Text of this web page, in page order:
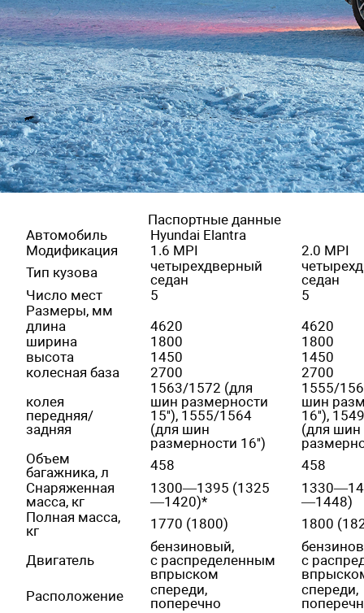
Паспортные данные
Автомобиль
Hyundai Elantra
Модификация
1.6 MPI
2.0 MPI
Тип кузова
четырехдверный
седан
седан
Число мест
5
5
Размеры, мм
длина
4620
4620
ширина
1800
1800
высота
1450
1450
колесная база
2700
2700
колея
передняя/
задняя
1563/1572 (для
шин размерности
15''), 1555/1564
(для шин
размерности 16'')
1555/
шин
16''),
(для шин
Объем
багажника, л
458
458
Снаряженная
масса, кг
1300—1395 (1325
—1420)*
—1448)
Полная масса,
кг
1770 (1800) 1800
Двигатель
бензиновый,
с распределенным
впрыском
с
Расположение
спереди,
поперечно
спереди,